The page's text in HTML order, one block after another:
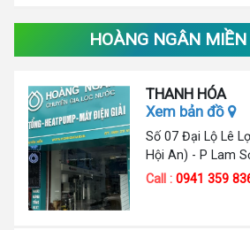
HOÀNG NGÂN MIỀN
THANH HÓA
Xem bản đồ
Số 07 Đại Lộ Lê
Hội An) - P Lam
Call :0941 359